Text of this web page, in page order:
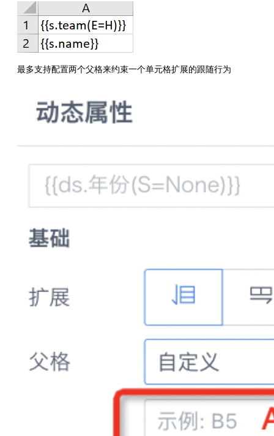
最多支持配置两个父格来约束一个单元格扩展的跟随行为